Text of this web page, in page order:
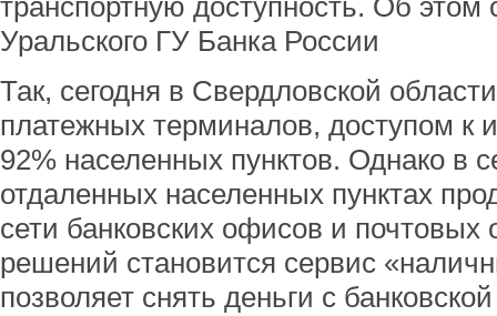
транспортную доступность. Об
Уральского ГУ Банка России
Так, сегодня в Свердловской
платежных терминалов, доступом к
92% населенных пунктов. Однако в
отдаленных населенных пунктах
сети банковских офисов и
решений становится сервис
позволяет снять деньги с